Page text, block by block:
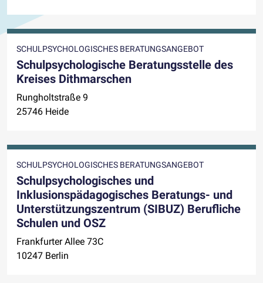
SCHULPSYCHOLOGISCHES BERATUNGSANGEBOT
Schulpsychologische Beratungsstelle des
Kreises Dithmarschen
Rungholtstraße 9
25746 Heide
SCHULPSYCHOLOGISCHES BERATUNGSANGEBOT
Schulpsychologisches und
Inklusionspädagogisches Beratungs- und
Unterstützungszentrum (SIBUZ) Berufliche
Schulen und OSZ
Frankfurter Allee 73C
10247 Berlin